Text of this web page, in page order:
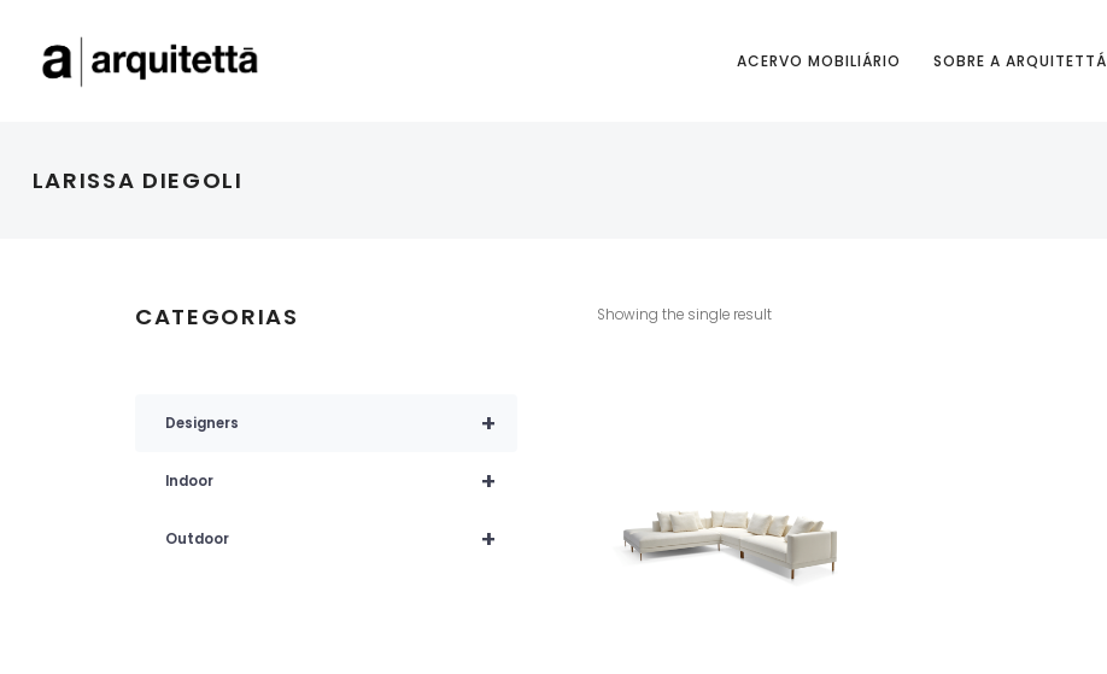
ACERVO MOBILIÁRIO SOBRE A ARQUITETTÁ
LARISSA DIEGOLI
Showing the single result
CATEGORIAS
+
Designers
+
Indoor
+
Outdoor